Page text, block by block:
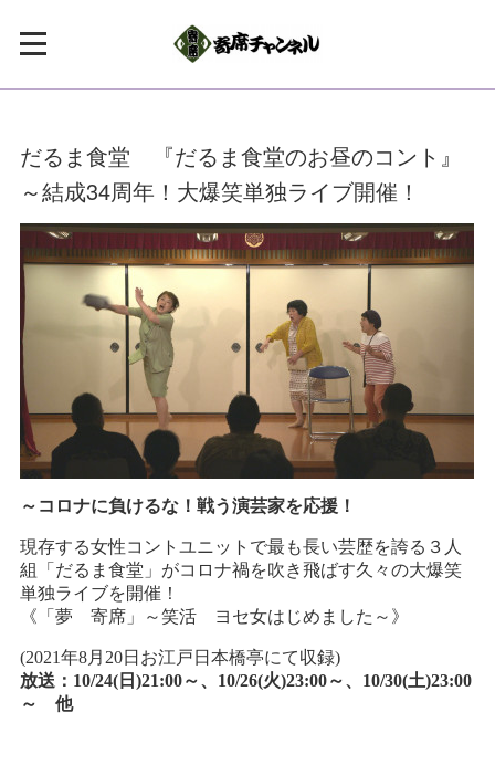
だるま食堂 『だるま食堂のお昼のコント』
～結成34周年！大爆笑単独ライブ開催！